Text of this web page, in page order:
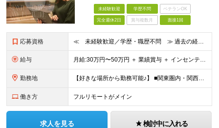
未経験歓迎 学歴不問 ベテランOK
完全週休2日 賞与複数月 面接1回
応募資格 ≪ 未経験歓迎／学歴・職歴不問 ≫ 過去の経歴は一切不問。 「いままで」よりも「これから」を 重視した採用を行っています！ ▼▼こんな想いがある方大歓迎▼▼ ・WEBデザインに興味がある ・自由な環
給与 ⽉給:30万円〜50万円 ＋ 業績賞与 ＋ インセンティブ賞与 経験者：35万円～ ※経験・スキルを考慮の上、決定します。 ※経験者は別途優遇！ ★試用期間6ヶ月（期間中は月給21万円～）
勤務地 【好きな場所から勤務可能♪】 ■関東圏内・関西圏内 または⾸都圏近郊のプロジェクト先 ★リモートワーク実施中（プロジェクトによりフルリモートもあり） ★転居を伴う転勤なし ★配属先は希望を最⼤限考慮
働き方 フルリモートがメイン
求人を見る 検討中に入れる